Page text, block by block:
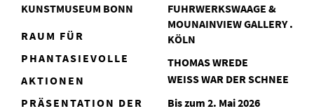
KUNSTMUSEUM BONN
RAUM FÜR
PHANTASIEVOLLE
AKTIONEN
PRÄSENTATION DER
FUHRWERKSWAAGE &
MOUNAINVIEW GALLERY .
KÖLN
THOMAS WREDE
WEISS WAR DER SCHNEE
Bis zum 2. Mai 2026